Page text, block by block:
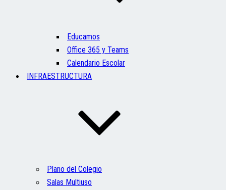
Educamos
Office 365 y Teams
Calendario Escolar
INFRAESTRUCTURA
Plano del Colegio
Salas Multiuso